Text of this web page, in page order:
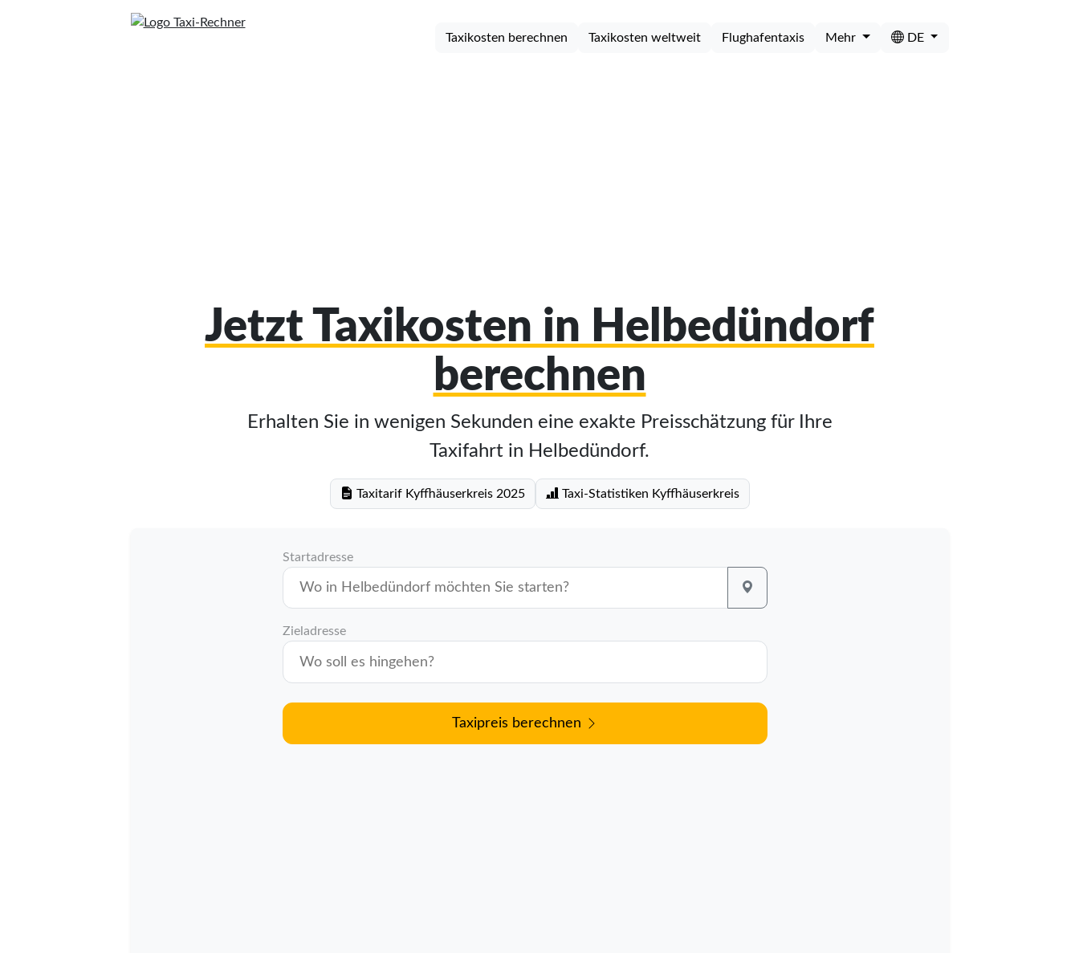
Taxikosten berechnen Taxikosten weltweit Flughafentaxis Mehr DE
Jetzt Taxikosten in Helbedündorf
berechnen
Erhalten Sie in wenigen Sekunden eine exakte Preisschätzung für Ihre
Taxifahrt in Helbedündorf.
Taxitarif Kyffhäuserkreis 2025 Taxi-Statistiken Kyffhäuserkreis
Startadresse
Zieladresse
Taxipreis berechnen